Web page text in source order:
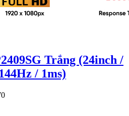
Trắng (24inch /
/ 1ms)